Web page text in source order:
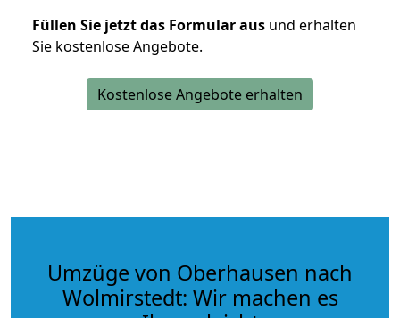
Füllen Sie jetzt das Formular aus und erhalten
Sie kostenlose Angebote.
Kostenlose Angebote erhalten
Umzüge von Oberhausen nach
Wolmirstedt: Wir machen es